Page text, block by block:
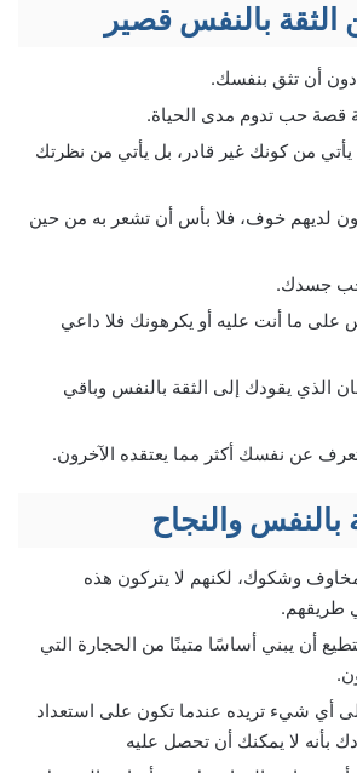
الثقة بالنفس قصير
أن تثق بنفسك.
قصة حب تدوم مدى الحياة.
يأتي من كونك غير قادر، بل يأتي من نظرتك
لديهم خوف، فلا بأس أن تشعر به من حين
جسدك.
على ما أنت عليه أو يكرهونك فلا داعي
الذي يقودك إلى الثقة بالنفس وباقي
عن نفسك أكثر مما يعتقده الآخرون.
بالنفس والنجاح
وشكوك، لكنهم لا يتركون هذه
طريقهم.
أن يبني أساسًا متينًا من الحجارة التي
أي شيء تريده عندما تكون على استعداد
بأنه لا يمكنك أن تحصل عليه